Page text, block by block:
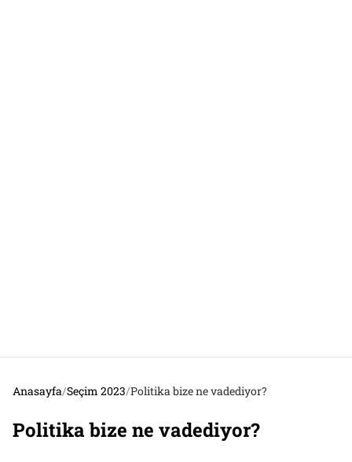
Anasayfa/Seçim 2023/Politika bize ne vadediyor?
Politika bize ne vadediyor?